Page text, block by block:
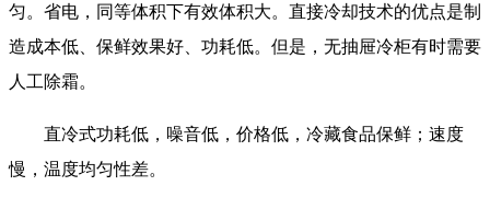
匀。省电，同等体积下有效体积大。直接冷却技术的优点是制
造成本低、保鲜效果好、功耗低。但是，无抽屉冷柜有时需要
人工除霜。
直冷式功耗低，噪音低，价格低，冷藏食品保鲜；速度
慢，温度均匀性差。